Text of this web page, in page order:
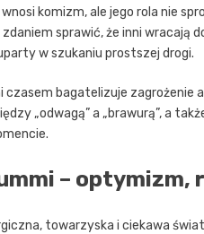
komizm, ale jego rola nie
sprawić, że inni wracają
w szukaniu prostszej drogi.
czasem bagatelizuje zagrożenie
„odwagą” a „brawurą”, a
– optymizm,
towarzyska i ciekawa